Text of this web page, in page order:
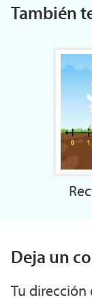
También
Deja un
Tu dirección